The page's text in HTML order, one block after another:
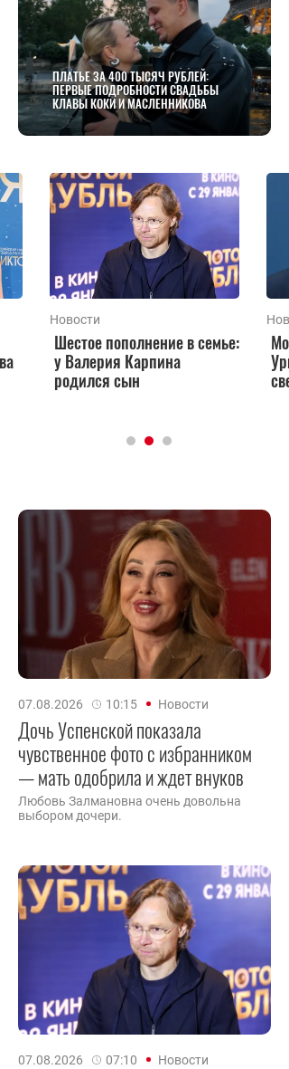
ПЛАТЬЕ ЗА 400 ТЫСЯЧ РУБЛЕЙ:
ПЕРВЫЕ ПОДРОБНОСТИ СВАДЬБЫ
КЛАВЫ КОКИ И МАСЛЕННИКОВА
Новости
Шестое пополнение в семье:
у Валерия Карпина
родился сын
07.08.2026 10:15 Новости
Дочь Успенской показала
чувственное фото с избранником
— мать одобрила и ждет внуков
Любовь Залмановна очень довольна
выбором дочери.
07.08.2026 07:10 Новости